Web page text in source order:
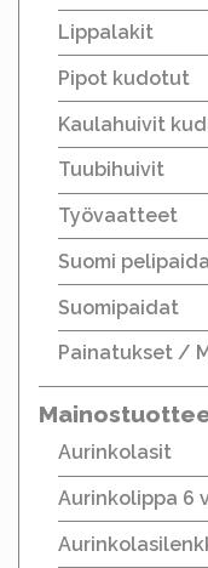
Lippalakit
Pipot kudotut
Kaulahuivit
Tuubihuivit
Työvaatteet
Suomi
Suomipaidat
Painatukset /
Aurinkolasit
Aurinkolippa 6